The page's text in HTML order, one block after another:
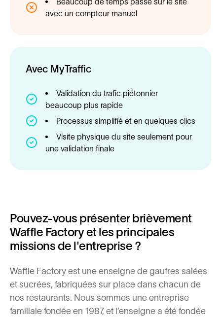
avec un compteur manuel
Avec MyTraffic
Validation du trafic piétonnier
beaucoup plus rapide
Processus simplifié et en quelques clics
Visite physique du site seulement pour
une validation finale
Pouvez-vous présenter brièvement
Waffle Factory et les principales
missions de l'entreprise ?
Waffle Factory est une enseigne de gaufres salées
et sucrées, fabriquées sur place dans chacun de
nos restaurants. Nous sommes une entreprise
familiale fondée en 1987, et l’enseigne a été fondée